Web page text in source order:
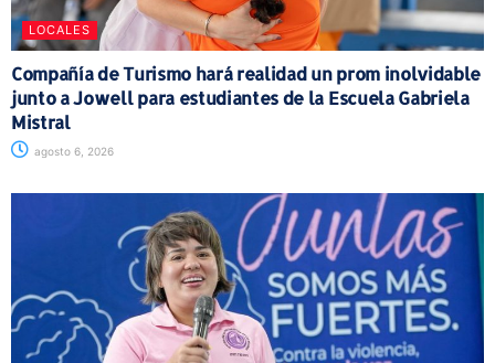
LOCALES
Compañía de Turismo hará realidad un prom inolvidable
junto a Jowell para estudiantes de la Escuela Gabriela
Mistral
agosto 6, 2026